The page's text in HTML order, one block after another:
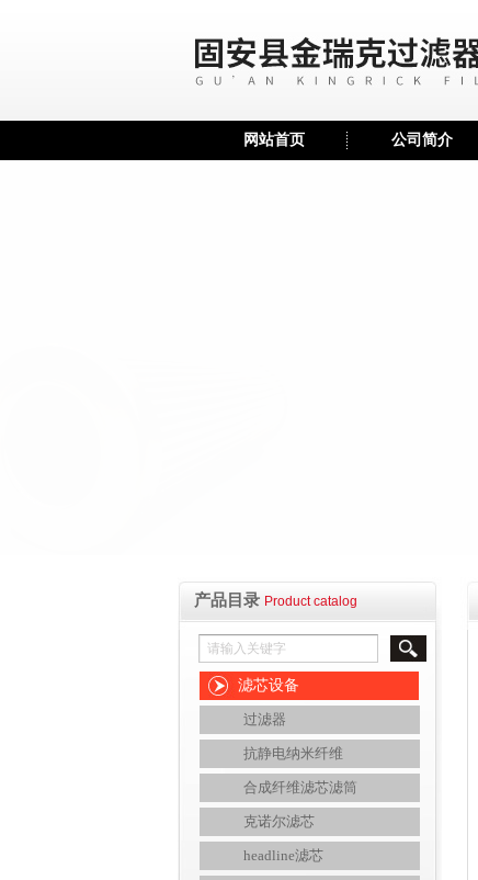
网站首页 公司简介
产品目录 Product catalog
滤芯设备
过滤器
抗静电纳米纤维
合成纤维滤芯滤筒
克诺尔滤芯
headline滤芯